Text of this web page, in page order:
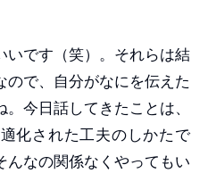
です（笑）。それらは結
ので、自分がなにを伝えた
今日話してきたことは、
化された工夫のしかたで
んなの関係なくやってもい